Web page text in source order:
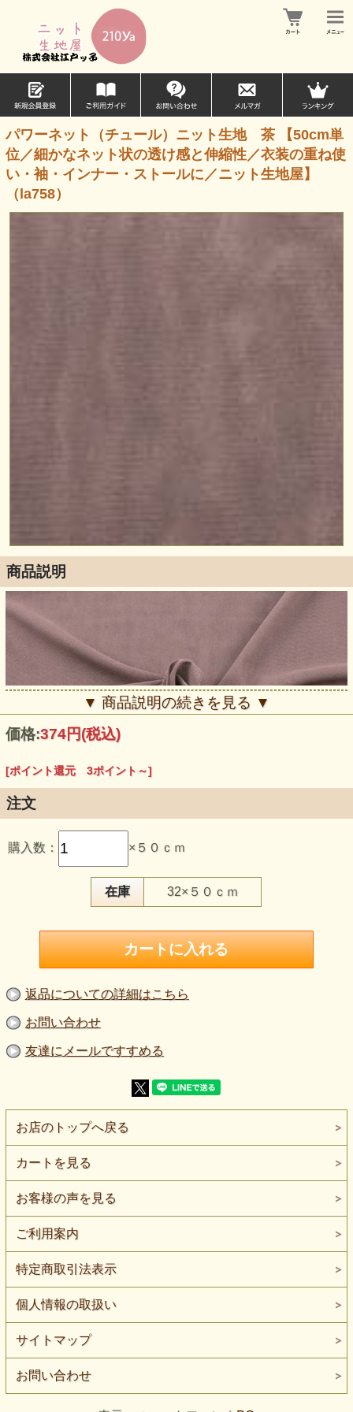
パワーネット（チュール）ニット生地 茶 【50cm単
位／細かなネット状の透け感と伸縮性／衣装の重ね使
い・袖・インナー・ストールに／ニット生地屋】
（la758）
商品説明
この生地のおすすめポイント
・細かなネット状の編み目がある、薄手のパワーネットで
・伸縮性があり、体の動きになじみやすい生地です。
・黒よりも印象がやわらかな、落ち着いた茶系の色合いで
・ストール、スヌード、軽い羽織りものにもおすすめです。
【品 番】la758
【価 格】340円＋消費税
【素 材】ポリエステル：100％
【生地巾】105cm巾
【販売単位】50cm単位になります。
【生地の厚さ】薄手
【生地の硬さ】柔らかめです。
【ネコポス】2mまで対応できます。
ポリエステル100％の、細かなネット状に編まれた茶色のパ
ワーネットです。
薄手で軽く、透け感と伸縮性があります。
舞台・ダンス衣装の重ね使い、袖やヨークの切り替え、コス
プレ衣装のインナー、ストールなどにおすすめです。
細かな網目があり、一枚で使うと下の色や肌が透けて見えま
す。
別の生地に重ねることで、色を少し落ち着かせたり、表面へ
やわらかな陰影を加えたりできます。
衣装の一部分へ取り入れるほか、全面を重ねて色や質感を変
える使い方にも向いています。
分にも取り入れやすくなっています。
ただし伸びの強さや方向は、作品へ使う前に端布でご確認く
ださい。
茶は、黒ほど輪郭が強くならず、ベージュよりも深みのある
落ち着いた色合いです。
少しくすみを含んだブラウン系で、肌の色へ強くなじませす
ぎず、やわらかな透け感を作りやすくなっています。
黒、ベージュ、エンジ、ゴールド系などとも組み合わせやす
▼ 商品説明の続きを見る ▼
価格:374円(税込)
[ポイント還元 3ポイント～]
注文
購入数： ×５０ｃｍ
在庫 32×５０ｃｍ
返品についての詳細はこちら
お問い合わせ
友達にメールですすめる
お店のトップへ戻る
カートを見る
お客様の声を見る
ご利用案内
特定商取引法表示
個人情報の取扱い
サイトマップ
お問い合わせ